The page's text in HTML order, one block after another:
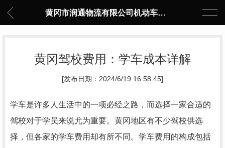
黄冈市润通物流有限公司机动车驾驶员培训中心
黄冈驾校费用：学车成本详解
[发布日期：2024/6/19 16:58:45]
学车是许多人生活中的一项必经之路，而选择一家合适的
驾校对于学员来说尤为重要。黄冈地区有不少驾校供选
择，但各家的学车费用却有所不同。学车费用的构成包括